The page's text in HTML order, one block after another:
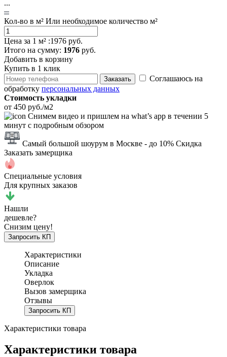
...
Кол-во в м² Или необходимое количество м²
Цена за 1 м² :1976 руб.
Итого на сумму: 1976 руб.
Добавить в корзину
Купить в 1 клик
Заказать
Соглашаюсь на
обработку персональных данных
Стоимость укладки
от 450 руб./м2
Снимем видео и пришлем на what’s app в течении 5
минут с подробным обзором
Самый большой шоурум в Москве - до 10% Скидка
Заказать замерщика
Специальные условия
Для крупных заказов
Нашли
дешевле?
Снизим цену!
Запросить КП
Характеристики
Описание
Укладка
Оверлок
Вызов замерщика
Отзывы
Запросить КП
Характеристики товара
Характеристики товара